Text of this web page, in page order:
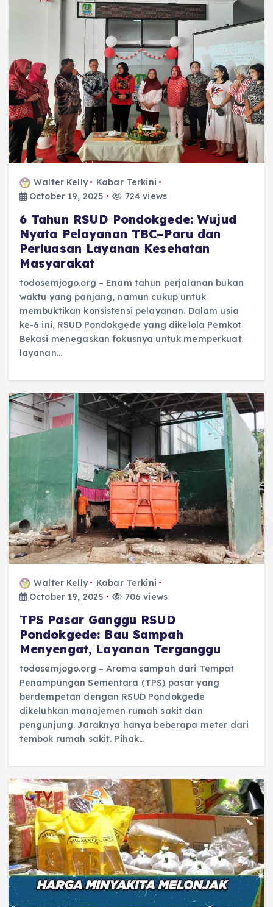
Walter Kelly
Kabar Terkini
October 19, 2025
724 views
6 Tahun RSUD Pondokgede: Wujud
Nyata Pelayanan TBC–Paru dan
Perluasan Layanan Kesehatan
Masyarakat
todosemjogo.org – Enam tahun perjalanan bukan
waktu yang panjang, namun cukup untuk
membuktikan konsistensi pelayanan. Dalam usia
ke-6 ini, RSUD Pondokgede yang dikelola Pemkot
Bekasi menegaskan fokusnya untuk memperkuat
layanan…
Walter Kelly
Kabar Terkini
October 19, 2025
706 views
TPS Pasar Ganggu RSUD
Pondokgede: Bau Sampah
Menyengat, Layanan Terganggu
todosemjogo.org – Aroma sampah dari Tempat
Penampungan Sementara (TPS) pasar yang
berdempetan dengan RSUD Pondokgede
dikeluhkan manajemen rumah sakit dan
pengunjung. Jaraknya hanya beberapa meter dari
tembok rumah sakit. Pihak…